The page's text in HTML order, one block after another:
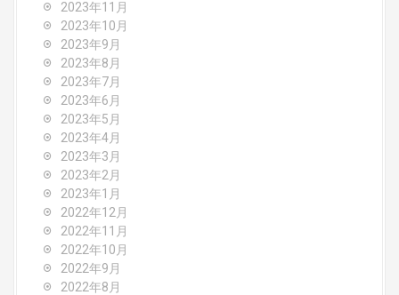
2023年11月
2023年10月
2023年9月
2023年8月
2023年7月
2023年6月
2023年5月
2023年4月
2023年3月
2023年2月
2023年1月
2022年12月
2022年11月
2022年10月
2022年9月
2022年8月